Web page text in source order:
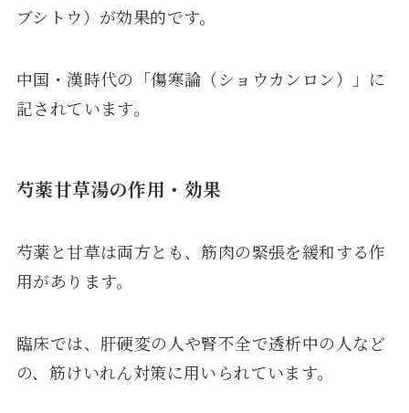
ブシトウ）が効果的です。
中国・漢時代の「傷寒論（ショウカンロン）」に
記されています。
芍薬甘草湯の作用・効果
芍薬と甘草は両方とも、筋肉の緊張を緩和する作
用があります。
臨床では、肝硬変の人や腎不全で透析中の人など
の、筋けいれん対策に用いられています。